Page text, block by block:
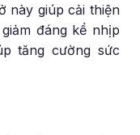
này giúp cải thiện
đáng kể nhịp
tăng cường sức